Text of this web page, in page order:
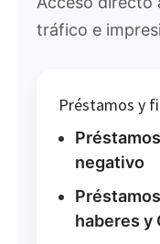
tráfico e
Préstamos y
negativo
haberes y